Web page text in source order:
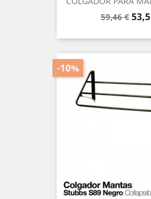
Precio
59,46 €
-10%